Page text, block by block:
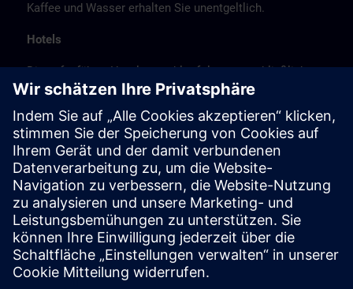
Kaffee und Wasser erhalten Sie unentgeltlich.
Hotels
Die aufgeführte Hotelauswahl erfolgte ausschließlich
anhand der Nähe der Hotels zum Kursort bzw. anhand
der günstigen Verkehrsanbindung zum
Veranstaltungsort.
Es handelt sich hierbei nicht um Siemens-
Vertragshotels, daher können wir für die Qualität der
Hotels keine Gewähr übernehmen.
Stornierung
Bitte stornieren Sie schriftlich.